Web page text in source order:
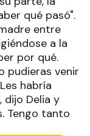
qué pasó".
entre
a la
por qué.
pudieras venir
habría
dijo Delia y
Tengo tanto